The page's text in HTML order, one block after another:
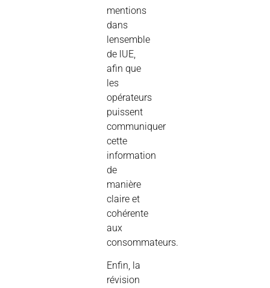
mentions
dans
lensemble
de lUE,
afin que
les
opérateurs
puissent
communiquer
cette
information
de
manière
claire et
cohérente
aux
consommateurs.
Enfin, la
révision